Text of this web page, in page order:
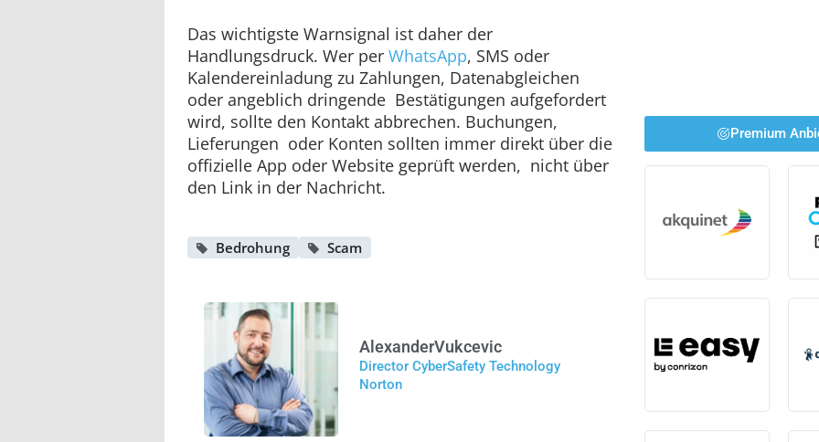
Das wichtigste Warnsignal ist daher der
Handlungsdruck. Wer per WhatsApp, SMS oder
Kalendereinladung zu Zahlungen, Datenabgleichen
oder angeblich dringende Bestätigungen aufgefordert
wird, sollte den Kontakt abbrechen. Buchungen,
Lieferungen oder Konten sollten immer direkt über die
offizielle App oder Website geprüft werden, nicht über
den Link in der Nachricht.
Bedrohung Scam
AlexanderVukcevic
Director CyberSafety Technology
Norton
Premium